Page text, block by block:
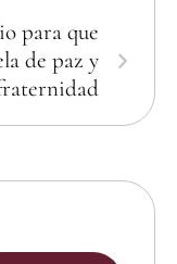
para que
de paz y